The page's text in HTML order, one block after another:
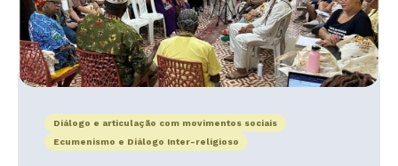
Diálogo e articulação com movimentos sociais
Ecumenismo e Diálogo Inter-religioso